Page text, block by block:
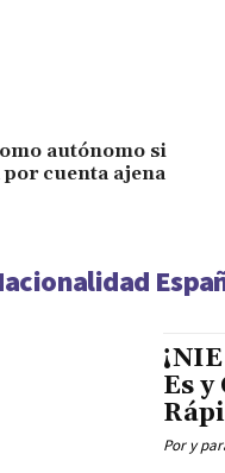
autónomo si
cuenta ajena
Es y
Por y